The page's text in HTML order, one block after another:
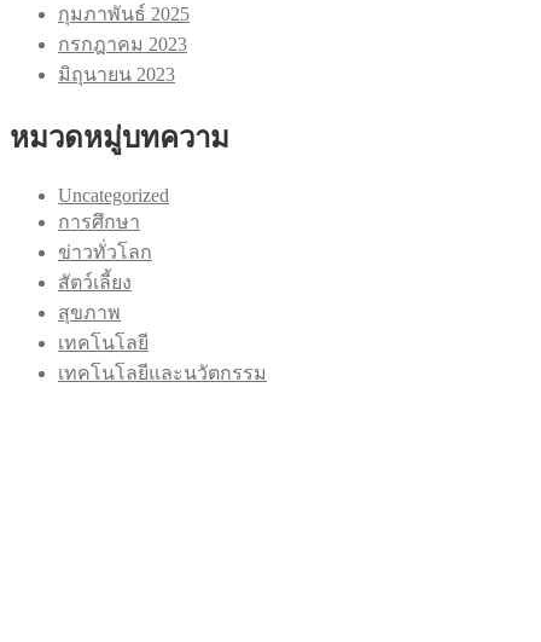
กุมภาพันธ์ 2025
กรกฎาคม 2023
มิถุนายน 2023
หมวดหมู่บทความ
Uncategorized
การศึกษา
ข่าวทั่วโลก
สัตว์เลี้ยง
สุขภาพ
เทคโนโลยี
เทคโนโลยีและนวัตกรรม